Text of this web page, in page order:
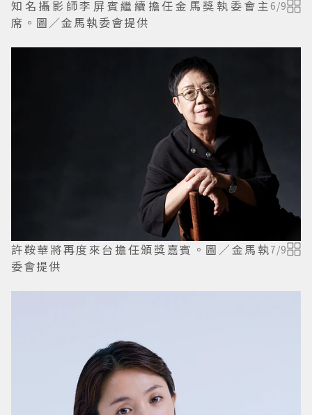
知名攝影師李屏賓繼續擔任金馬獎執委會主
席。圖／金馬執委會提供
6/9
許鞍華將再度來台擔任頒獎嘉賓。圖／金馬執
委會提供
7/9